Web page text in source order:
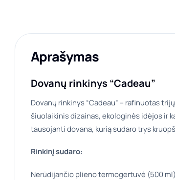
Aprašymas
Dovanų rinkinys “Cadeau”
Dovanų rinkinys “Cadeau” – rafinuotas
šiuolaikinis dizainas, ekologinės idėjos ir
tausojanti dovana, kurią sudaro trys
Rinkinį sudaro:
Nerūdijančio plieno termogertuvė (500